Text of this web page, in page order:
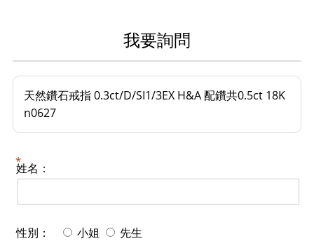
我要詢問
天然鑽石戒指 0.3ct/D/SI1/3EX H&A 配鑽共0.5ct 18K
n0627
姓名：
性別： 小姐 先生